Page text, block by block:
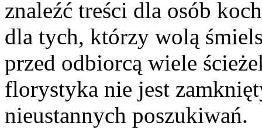
znaleźć treści dla osób
dla tych, którzy wolą
przed odbiorcą wiele
florystyka nie jest
nieustannych poszukiwań.